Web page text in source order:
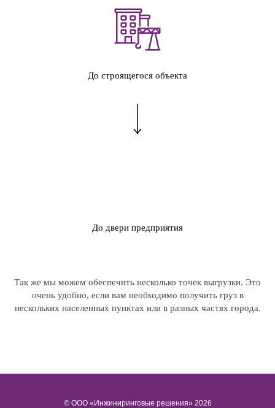
До строящегося объекта
До двери предприятия
Так же мы можем обеспечить несколько точек выгрузки. Это
очень удобно, если вам необходимо получить груз в
нескольких населенных пунктах или в разных частях города.
© ООО «Инжиниринговые решения» 2026